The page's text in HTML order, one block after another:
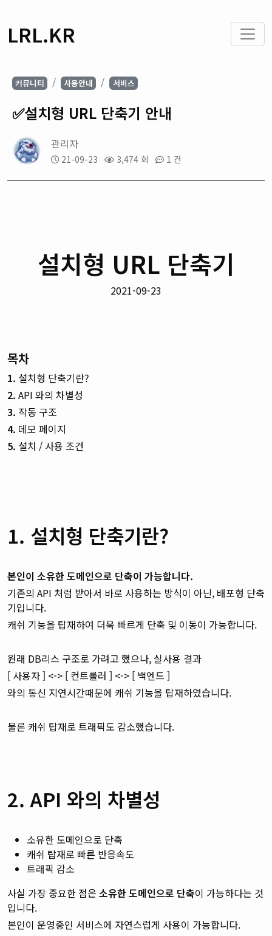
LRL.KR
커뮤니티 사용안내 서비스
✅설치형 URL 단축기 안내
관리자
21-09-23 3,474 회 1 건
설치형 URL 단축기
2021-09-23
목차
1. 설치형 단축기란?
2. API 와의 차별성
3. 작동 구조
4. 데모 페이지
5. 설치 / 사용 조건
1. 설치형 단축기란?
본인이 소유한 도메인으로 단축이 가능합니다.
기존의 API 처럼 받아서 바로 사용하는 방식이 아닌, 배포형 단축
기입니다.
캐쉬 기능을 탑재하여 더욱 빠르게 단축 및 이동이 가능합니다.
원래 DB리스 구조로 가려고 했으나, 실사용 결과
[ 사용자 ] <-> [ 컨트롤러 ] <-> [ 백엔드 ]
와의 통신 지연시간때문에 캐쉬 기능을 탑재하였습니다.
물론 캐쉬 탑재로 트래픽도 감소했습니다.
2. API 와의 차별성
소유한 도메인으로 단축
캐쉬 탑재로 빠른 반응속도
트래픽 감소
사실 가장 중요한 점은 소유한 도메인으로 단축이 가능하다는 것
입니다.
본인이 운영중인 서비스에 자연스럽게 사용이 가능합니다.